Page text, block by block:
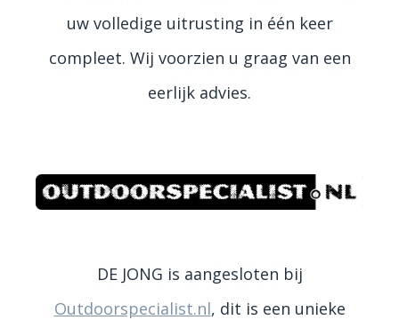
uw volledige uitrusting in één keer
compleet. Wij voorzien u graag van een
eerlijk advies.
DE JONG is aangesloten bij
Outdoorspecialist.nl, dit is een unieke